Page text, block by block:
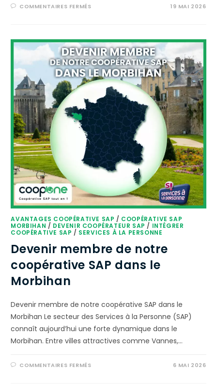
COMMENTAIRES FERMÉS 19 MAI 2026
AVANTAGES COOPÉRATIVE SAP / COOPÉRATIVE SAP
MORBIHAN / DEVENIR COOPÉRATEUR SAP / INTÉGRER
COOPÉRATIVE SAP / SERVICES À LA PERSONNE
Devenir membre de notre
coopérative SAP dans le
Morbihan
Devenir membre de notre coopérative SAP dans le
Morbihan Le secteur des Services à la Personne (SAP)
connaît aujourd’hui une forte dynamique dans le
Morbihan. Entre villes attractives comme Vannes,…
COMMENTAIRES FERMÉS 6 MAI 2026